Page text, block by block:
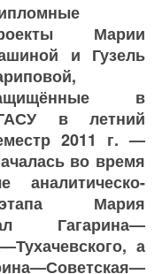
Марии
и Гузель
в
в летний
2011 г. —
во время
аналитическо-
этапа Мария
Гагарина—
а